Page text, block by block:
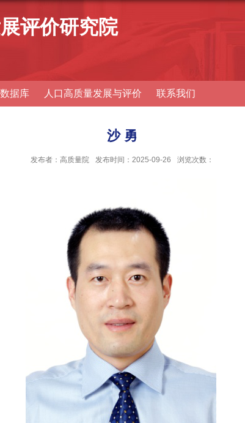
评价研究院
数据库 人口高质量发展与评价 联系我们
沙 勇
发布者：高质量院 发布时间：2025-09-26 浏览次数：